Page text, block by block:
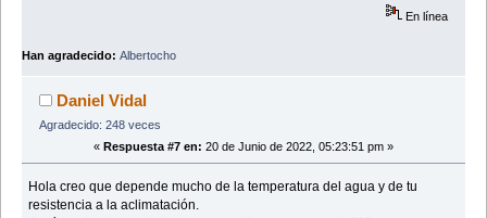
En línea
Han agradecido: Albertocho
Daniel Vidal
Agradecido: 248 veces
« Respuesta #7 en: 20 de Junio de 2022, 05:23:51 pm »
Hola creo que depende mucho de la temperatura del agua y de tu
resistencia a la aclimatación.